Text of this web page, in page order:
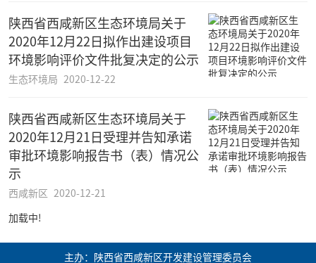
陕西省西咸新区生态环境局关于
2020年12月22日拟作出建设项目
环境影响评价文件批复决定的公示
生态环境局 2020-12-22
陕西省西咸新区生态环境局关于
2020年12月21日受理并告知承诺
审批环境影响报告书（表）情况公
示
西咸新区 2020-12-21
加载中!
主办：陕西省西咸新区开发建设管理委员会